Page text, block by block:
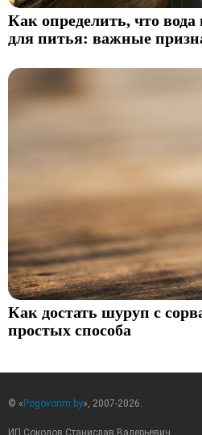
Как определить, что вода
для питья: важные
Как достать шуруп с
простых способа
© «Pogovorim.by», 2007-2026.
ИП Соколов Станислав Валерьевич